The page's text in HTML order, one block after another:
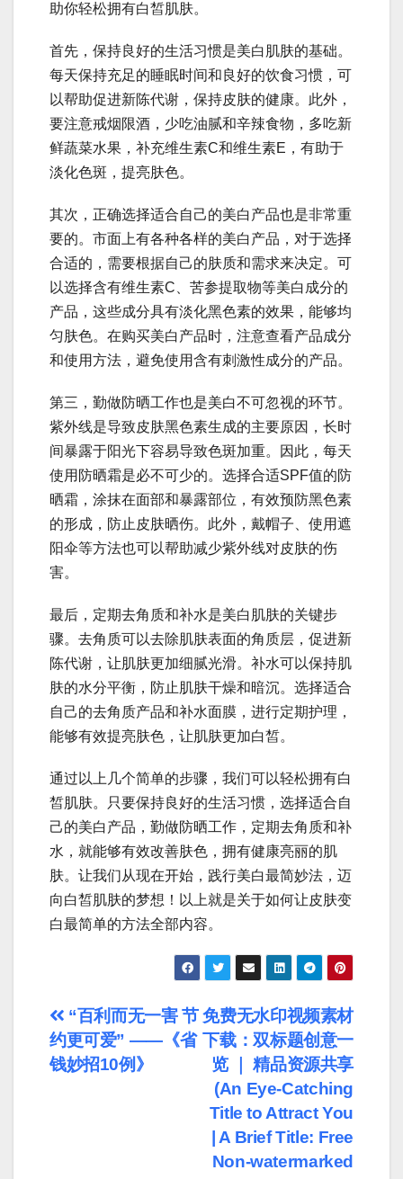
助你轻松拥有白皙肌肤。
首先，保持良好的生活习惯是美白肌肤的基础。
每天保持充足的睡眠时间和良好的饮食习惯，可
以帮助促进新陈代谢，保持皮肤的健康。此外，
要注意戒烟限酒，少吃油腻和辛辣食物，多吃新
鲜蔬菜水果，补充维生素C和维生素E，有助于
淡化色斑，提亮肤色。
其次，正确选择适合自己的美白产品也是非常重
要的。市面上有各种各样的美白产品，对于选择
合适的，需要根据自己的肤质和需求来决定。可
以选择含有维生素C、苦参提取物等美白成分的
产品，这些成分具有淡化黑色素的效果，能够均
匀肤色。在购买美白产品时，注意查看产品成分
和使用方法，避免使用含有刺激性成分的产品。
第三，勤做防晒工作也是美白不可忽视的环节。
紫外线是导致皮肤黑色素生成的主要原因，长时
间暴露于阳光下容易导致色斑加重。因此，每天
使用防晒霜是必不可少的。选择合适SPF值的防
晒霜，涂抹在面部和暴露部位，有效预防黑色素
的形成，防止皮肤晒伤。此外，戴帽子、使用遮
阳伞等方法也可以帮助减少紫外线对皮肤的伤
害。
最后，定期去角质和补水是美白肌肤的关键步
骤。去角质可以去除肌肤表面的角质层，促进新
陈代谢，让肌肤更加细腻光滑。补水可以保持肌
肤的水分平衡，防止肌肤干燥和暗沉。选择适合
自己的去角质产品和补水面膜，进行定期护理，
能够有效提亮肤色，让肌肤更加白皙。
通过以上几个简单的步骤，我们可以轻松拥有白
皙肌肤。只要保持良好的生活习惯，选择适合自
己的美白产品，勤做防晒工作，定期去角质和补
水，就能够有效改善肤色，拥有健康亮丽的肌
肤。让我们从现在开始，践行美白最简妙法，迈
向白皙肌肤的梦想！以上就是关于如何让皮肤变
白最简单的方法全部内容。
文
章
免费无水印视频素材
下载：双标题创意一
览 ｜ 精品资源共享
(An Eye-Catching
Title to Attract You
| A Brief Title: Free
Non-watermarked
“百利而无一害 节
约更可爱” ——《省
钱妙招10例》